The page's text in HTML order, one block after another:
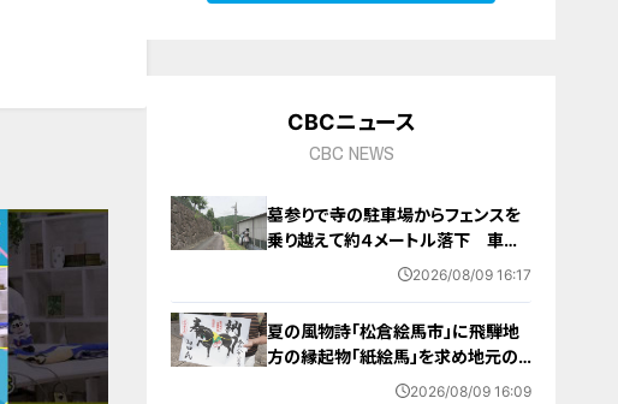
CBCニュース
CBC NEWS
墓参りで寺の駐車場からフェンスを
乗り越えて約４メートル落下 車に
乗っていた家族３人けが 岐阜・山
2026/08/09 16:17
夏の風物詩「松倉絵馬市」に飛騨地
方の縁起物「紙絵馬」を求め地元の
人や観光客が訪れる 幸せが駆け込
2026/08/09 16:09